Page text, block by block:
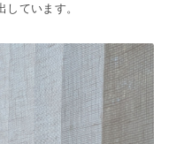
ています。